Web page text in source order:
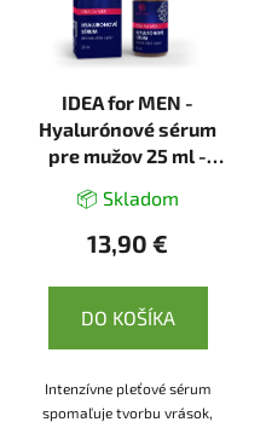
IDEA for MEN -
Hyalurónové sérum
pre mužov 25 ml -
📦 Skladom
13,90 €
DO KOŠÍKA
Intenzívne pleťové sérum
spomaľuje tvorbu vrások,